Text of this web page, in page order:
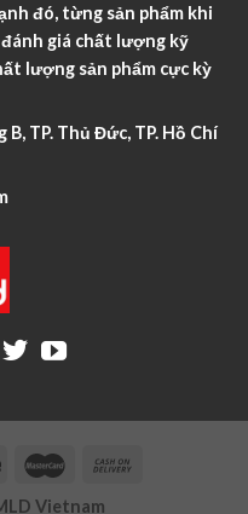
đó, từng sản phẩm khi
giá chất lượng kỹ
lượng sản phẩm cực kỳ
TP. Thủ Đức, TP. Hồ Chí
Vietnam